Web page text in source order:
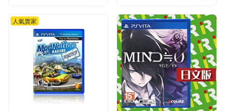
人氣賣家